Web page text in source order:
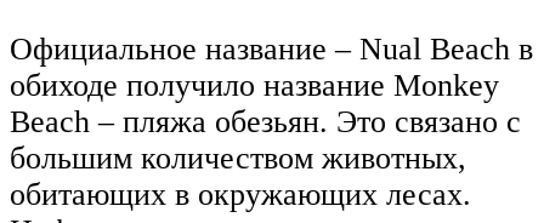
Официальное название – Nual Beach в
обиходе получило название Monkey
Beach – пляжа обезьян. Это связано с
большим количеством животных,
обитающих в окружающих лесах.